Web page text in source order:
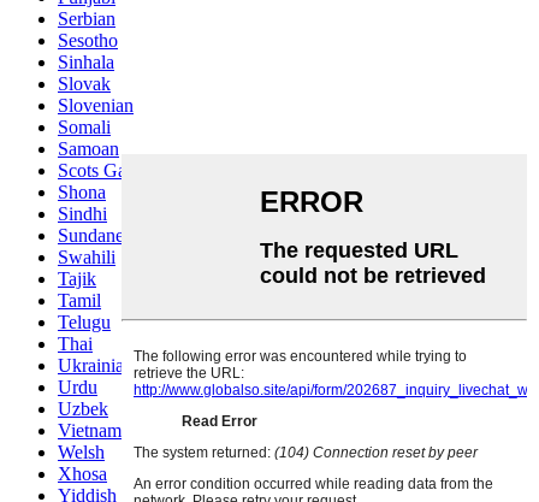
Serbian
Sesotho
Sinhala
Slovak
Slovenian
Somali
Samoan
Scots Gaelic
Shona
Sindhi
Sundanese
Swahili
Tajik
Tamil
Telugu
Thai
Ukrainian
Urdu
Uzbek
Vietnamese
Welsh
Xhosa
Yiddish